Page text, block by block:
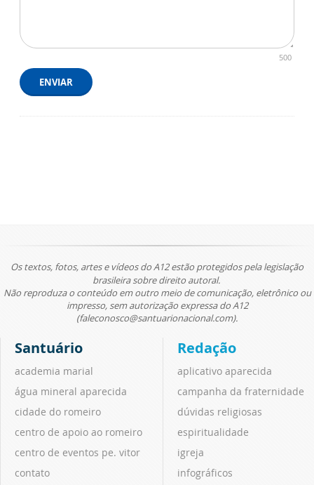
500
ENVIAR
Os textos, fotos, artes e vídeos do A12 estão protegidos pela legislação
brasileira sobre direito autoral.
Não reproduza o conteúdo em outro meio de comunicação, eletrônico ou
impresso, sem autorização expressa do A12
(faleconosco@santuarionacional.com).
Santuário
academia marial
água mineral aparecida
cidade do romeiro
centro de apoio ao romeiro
centro de eventos pe. vitor
contato
Redação
aplicativo aparecida
campanha da fraternidade
dúvidas religiosas
espiritualidade
igreja
infográficos